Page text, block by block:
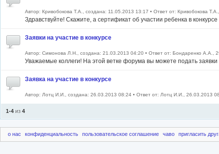
Автор: Кривобокова Т.А., создана: 11.05.2013 13:17 • Ответ от: Кривобокова
Здравствуйте! Скажите, а сертификат об участии ребенка в
Заявки на участие в конкурсе
Автор: Симонова Л.Н., создана: 21.03.2013 04:20 • Ответ от: Бондаренко А.А.,
Уважаемые коллеги! На этой ветке форума вы можете подать
Заявка на участие в конкурсе
Автор: Лотц И.И., создана: 26.03.2013 08:24 • Ответ от: Лотц И.И., 26.03.2013
1-4 из 4
о нас конфиденциальность пользовательское соглашение чаво пригласить